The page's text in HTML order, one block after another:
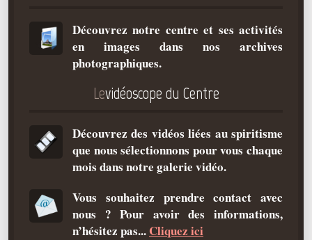
La doctrine Spirite
Qu'est-ce que c'est ?
Les bases du spiritisme
La doctrine d'Allan Kardec
But des manifestations spirites
Médiums
Découvrez notre centre et ses activités
en images dans nos archives
photographiques.
Levidéoscope du Centre
Découvrez des vidéos liées au spiritisme
que nous sélectionnons pour vous chaque
mois dans notre galerie vidéo.
Vous souhaitez prendre contact avec
nous ? Pour avoir des informations,
n’hésitez pas... Cliquez ici